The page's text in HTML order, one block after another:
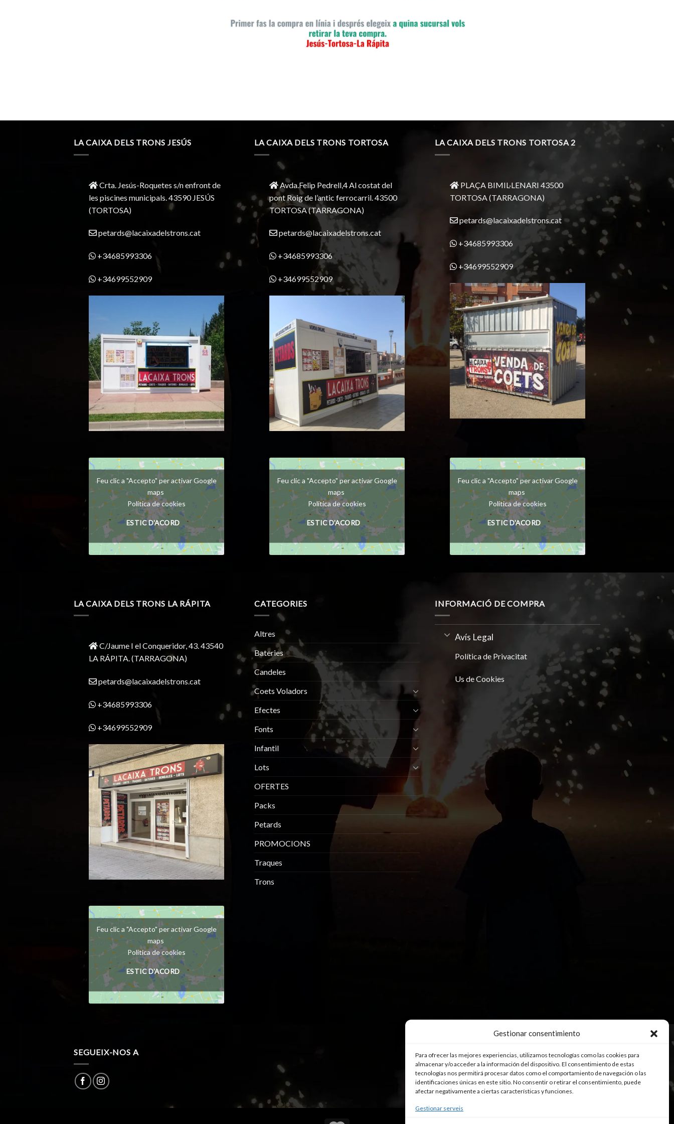
Gestionar consentimiento
Para ofrecer las mejores experiencias, utilizamos tecnologías como las cookies para
almacenar y/o acceder a la información del dispositivo. El consentimiento de estas
tecnologías nos permitirá procesar datos como el comportamiento de navegación o las
identificaciones únicas en este sitio. No consentir o retirar el consentimiento, puede
afectar negativamente a ciertas características y funciones.
Gestionar serveis
LA CAIXA DELS TRONS JESÚS
Crta. Jesús-Roquetes s/n enfront de
les piscines municipals. 43590 JESÚS
(TORTOSA)
petards@lacaixadelstrons.cat
+34685993306
+34699552909
Feu clic a "Accepto" per activar Google
maps
Política de cookies
ESTIC D'ACORD
LA CAIXA DELS TRONS TORTOSA
Avda.Felip Pedrell,4 Al costat del
pont Roig de l’antic ferrocarril. 43500
TORTOSA(TARRAGONA)
petards@lacaixadelstrons.cat
+34685993306
+34699552909
Feu clic a "Accepto" per activar Google
maps
Política de cookies
ESTIC D'ACORD
LA CAIXA DELS TRONS TORTOSA 2
PLAÇA BIMIL·LENARI 43500
TORTOSA (TARRAGONA)
petards@lacaixadelstrons.cat
+34685993306
+34699552909
Feu clic a "Accepto" per activar Google
maps
Política de cookies
ESTIC D'ACORD
LA CAIXA DELS TRONS LA RÁPITA
C/Jaume I el Conqueridor, 43.43540
LA RÁPITA.(TARRAGONA)
petards@lacaixadelstrons.cat
+34685993306
+34699552909
Feu clic a "Accepto" per activar Google
maps
Política de cookies
ESTIC D'ACORD
CATEGORIES
Altres
Bateries
Candeles
Coets Voladors
Efectes
Fonts
Infantil
Lots
OFERTES
Packs
Petards
PROMOCIONS
Traques
Trons
INFORMACIÓ DE COMPRA
Avís Legal
Política de Privacitat
Us de Cookies
SEGUEIX-NOS A